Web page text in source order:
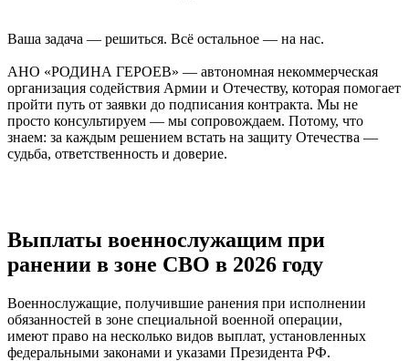
Ваша задача — решиться. Всё остальное — на нас.
АНО «РОДИНА ГЕРОЕВ» — автономная некоммерческая
организация содействия Армии и Отечеству, которая помогает
пройти путь от заявки до подписания контракта. Мы не
просто консультируем — мы сопровождаем. Потому, что
знаем: за каждым решением встать на защиту Отечества —
судьба, ответственность и доверие.
Выплаты военнослужащим при
ранении в зоне СВО в 2026 году
Военнослужащие, получившие ранения при исполнении
обязанностей в зоне специальной военной операции,
имеют право на несколько видов выплат, установленных
федеральными законами и указами Президента РФ.